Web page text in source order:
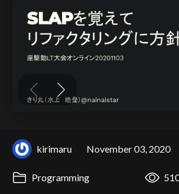
kirimaru November 03, 2020
Programming